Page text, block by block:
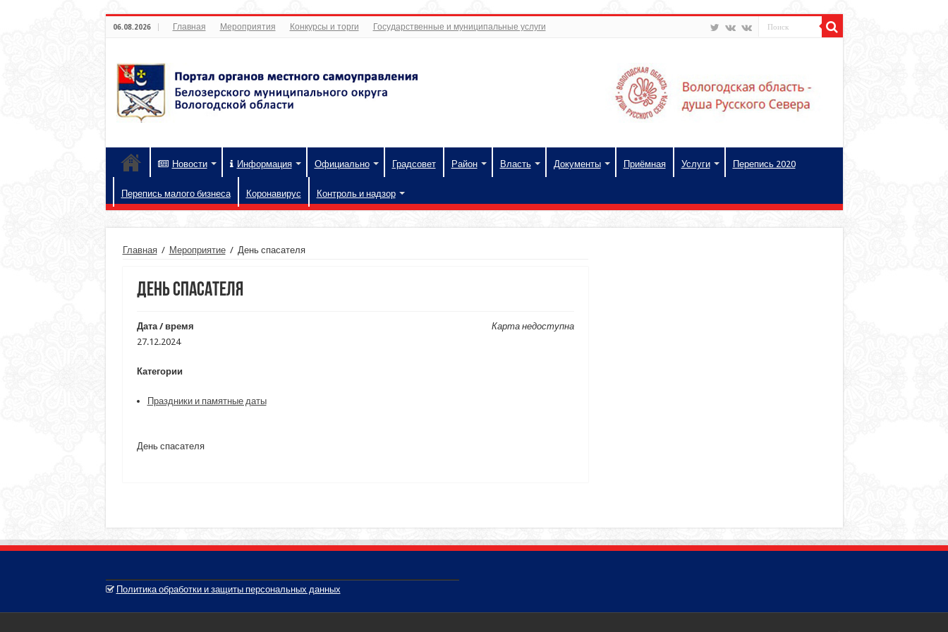
06.08.2026 Главная Мероприятия Конкурсы и торги Государственные и муниципальные услуги
Новости Информация Официально Градсовет Район Власть Документы Приёмная Услуги Перепись 2020
Перепись малого бизнеса Коронавирус Контроль и надзор
Главная / Мероприятие / День спасателя
День спасателя
Карта недоступна
Дата / время
27.12.2024
Категории
Праздники и памятные даты
День спасателя
Политика обработки и защиты персональных данных